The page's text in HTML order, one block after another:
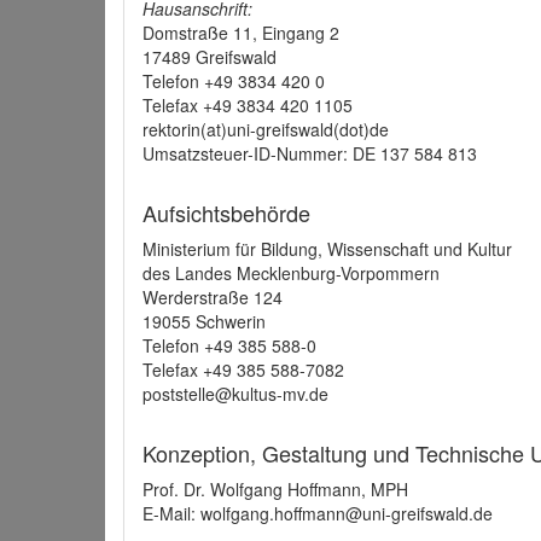
Hausanschrift:
Domstraße 11, Eingang 2
17489 Greifswald
Telefon +49 3834 420 0
Telefax +49 3834 420 1105
rektorin(at)uni-greifswald(dot)de
Umsatzsteuer-ID-Nummer: DE 137 584 813
Aufsichtsbehörde
Ministerium für Bildung, Wissenschaft und Kultur
des Landes Mecklenburg-Vorpommern
Werderstraße 124
19055 Schwerin
Telefon +49 385 588-0
Telefax +49 385 588-7082
poststelle@kultus-mv.de
Konzeption, Gestaltung und Technische
Prof. Dr. Wolfgang Hoffmann, MPH
E-Mail: wolfgang.hoffmann@uni-greifswald.de